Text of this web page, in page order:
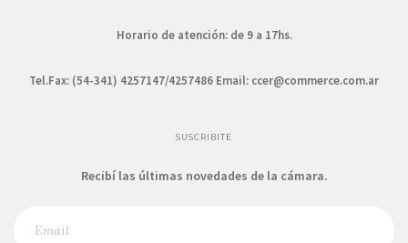
Horario de atención: de 9 a 17hs.
Tel.Fax: (54-341) 4257147/4257486 Email: ccer@commerce.com.ar
SUSCRIBITE
Recibí las últimas novedades de la cámara.